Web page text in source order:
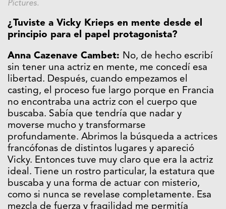
Pictures.
¿Tuviste a Vicky Krieps en mente desde el
principio para el papel protagonista?
Anna Cazenave Cambet: No, de hecho escribí
sin tener una actriz en mente, me concedí esa
libertad. Después, cuando empezamos el
casting, el proceso fue largo porque en Francia
no encontraba una actriz con el cuerpo que
buscaba. Sabía que tendría que nadar y
moverse mucho y transformarse
profundamente. Abrimos la búsqueda a actrices
francófonas de distintos lugares y apareció
Vicky. Entonces tuve muy claro que era la actriz
ideal. Tiene un rostro particular, la estatura que
buscaba y una forma de actuar con misterio,
como si nunca se revelase completamente. Esa
mezcla de fuerza y fragilidad me permitía